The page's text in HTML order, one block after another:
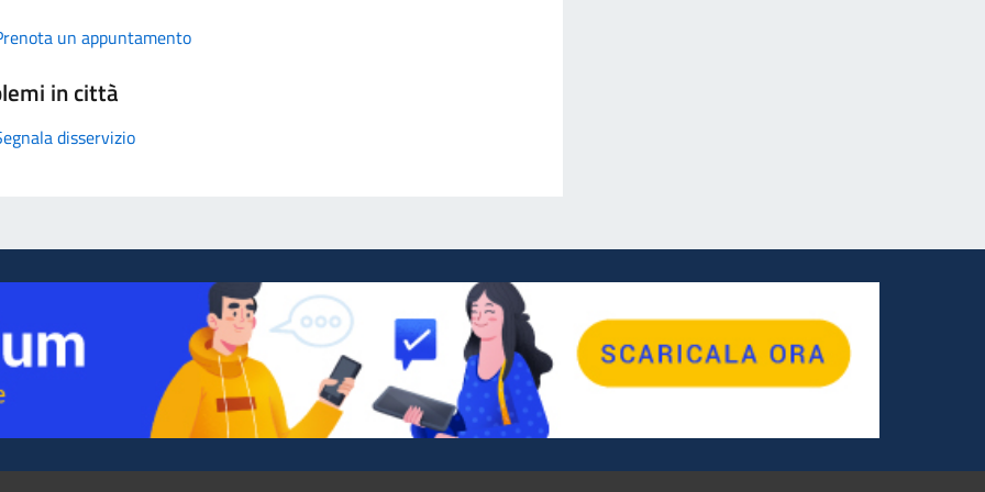
un appuntamento
in città
disservizio